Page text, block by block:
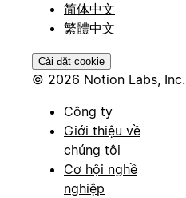
简体中文
繁體中文
Cài đặt cookie
© 2026 Notion Labs, Inc.
Công ty
Giới thiệu về
chúng tôi
Cơ hội nghề
nghiệp